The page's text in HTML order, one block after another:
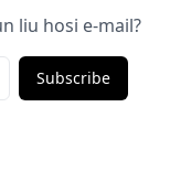
liu hosi e-mail?
Subscribe